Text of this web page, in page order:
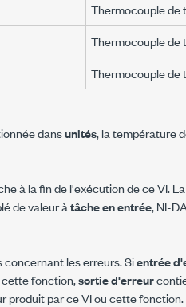
Thermocouple de
Thermocouple de
Thermocouple de
dansunités, la température
à la fin de l'exécution de ce VI.
de valeur àtâche en entrée, NI-
les erreurs. Sientrée
cette fonction,sortie d'erreur
produit par ce VI ou cette fonction.